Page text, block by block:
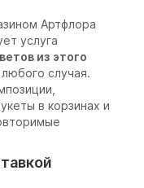
Артфлора
услуга
из этого
случая.
в корзинах и